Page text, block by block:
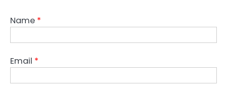
Name *
Email *